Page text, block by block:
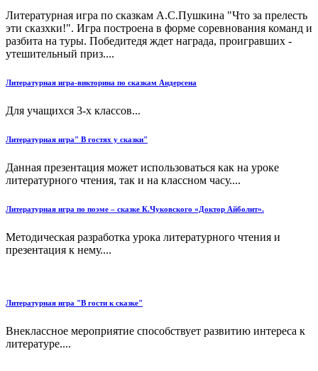
Литературная игра по сказкам А.С.Пушкина "Что за прелесть
эти сказхки!". Игра построена в форме соревнования команд и
разбита на туры. Победитедя ждет награда, проигравших -
утешительный приз....
Литературная игра-викторина по сказкам Андерсена
Для учащихся 3-х классов...
Литературная игра" В гостях у сказки"
Данная презентация может использоваться как на уроке
литературного чтения, так и на классном часу....
Литературная игра по поэме – сказке К.Чуковского «Доктор Айболит».
Методическая разработка урока литературного чтения и
презентация к нему....
Литературная игра "В гости к сказке"
Внеклассное мероприятие способствует развитию интереса к
литературе....